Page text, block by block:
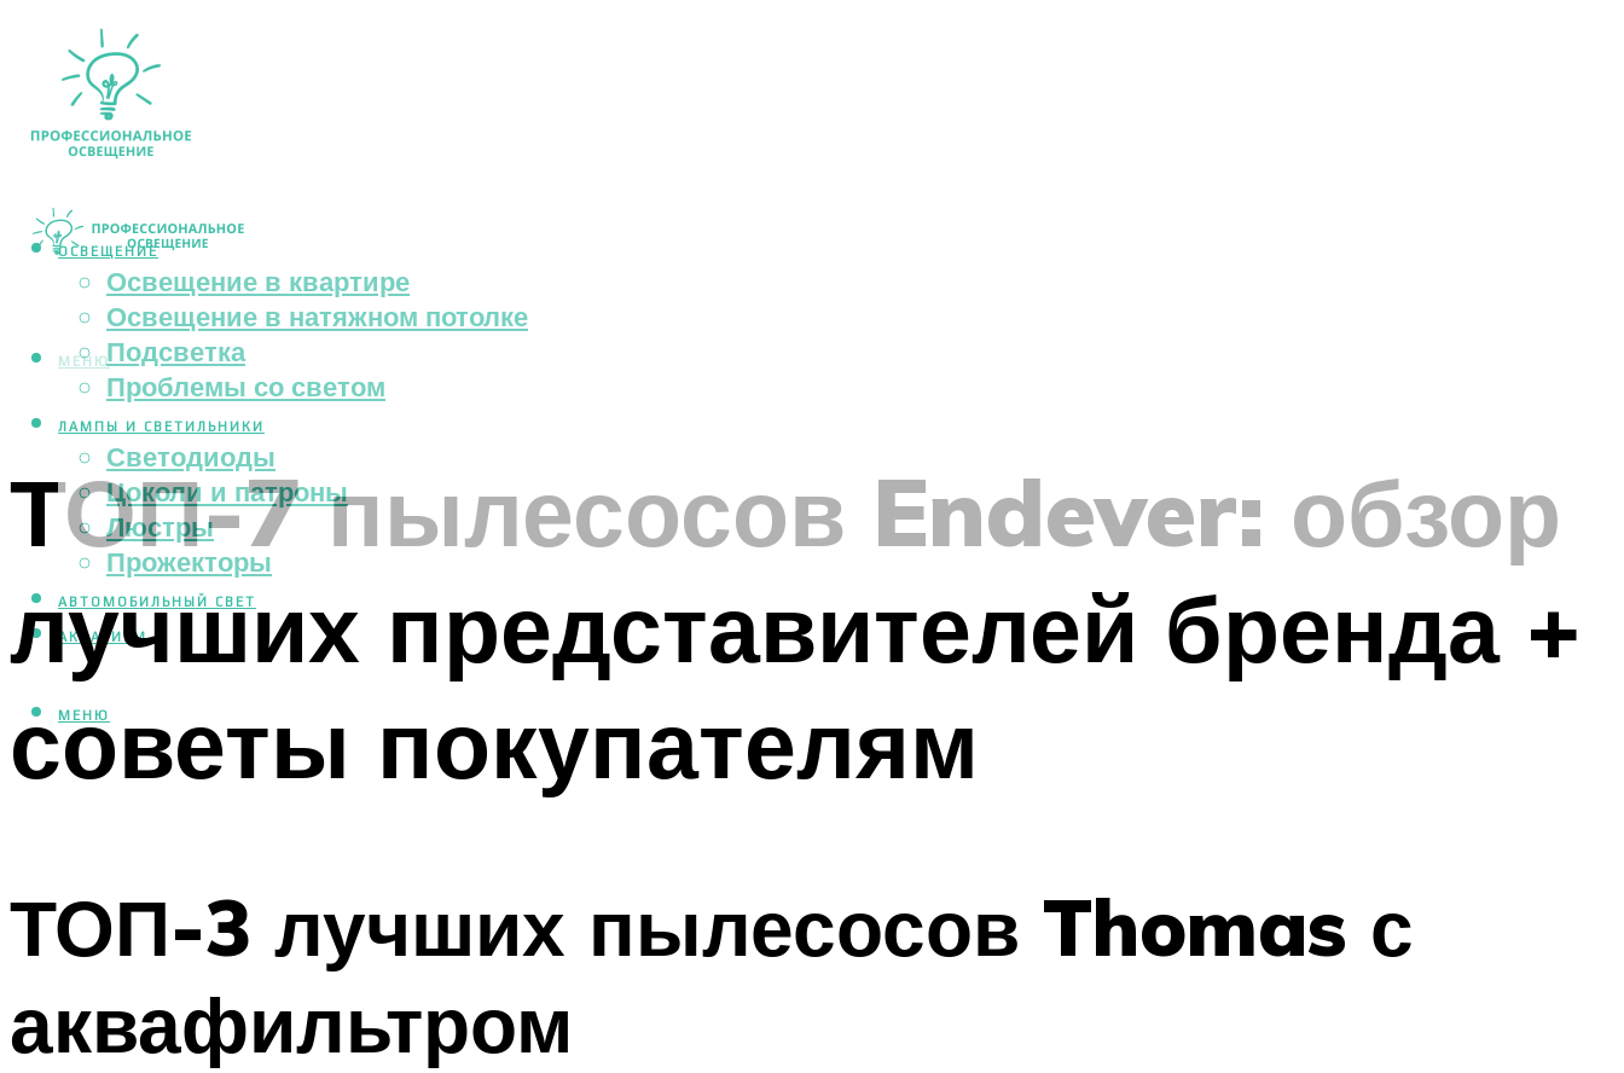
ОСВЕЩЕНИЕ
Освещение в квартире
Освещение в натяжном потолке
Подсветка
Проблемы со светом
ЛАМПЫ И СВЕТИЛЬНИКИ
Светодиоды
Цоколи и патроны
Люстры
Прожекторы
АВТОМОБИЛЬНЫЙ СВЕТ
АКВАРИУМ
МЕНЮ
МЕНЮ
ТОП-7 пылесосов Endever: обзор
лучших представителей бренда +
советы покупателям
ТОП-3 лучших пылесосов Thomas с
аквафильтром